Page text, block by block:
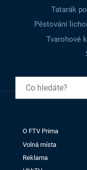
Tatarák
Pěstování
Tvarohové
O FTV Prima
Volná místa
Reklama